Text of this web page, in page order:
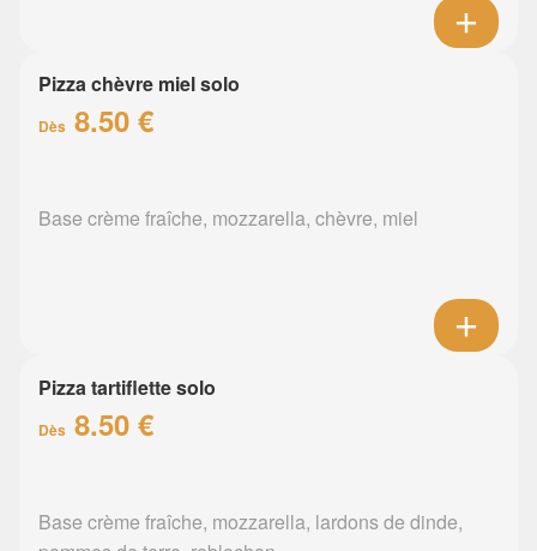
Pizza chèvre miel solo
Dès 8.50 €
Base crème fraîche, mozzarella, chèvre, miel
Pizza tartiflette solo
Dès 8.50 €
Base crème fraîche, mozzarella, lardons de dinde,